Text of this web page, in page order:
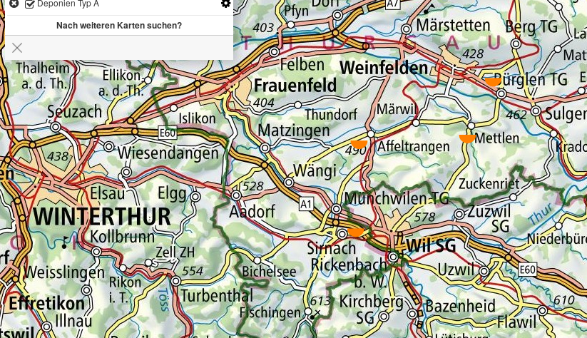
Deponien Typ A
Nach weiteren Karten suchen?